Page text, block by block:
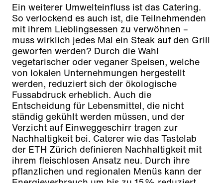
Ein weiterer Umwelteinfluss ist das Catering.
So verlockend es auch ist, die Teilnehmenden
mit ihrem Lieblingsessen zu verwöhnen –
muss wirklich jedes Mal ein Steak auf den Grill
geworfen werden? Durch die Wahl
vegetarischer oder veganer Speisen, welche
von lokalen Unternehmungen hergestellt
werden, reduziert sich der ökologische
Fussabdruck erheblich. Auch die
Entscheidung für Lebensmittel, die nicht
ständig gekühlt werden müssen, und der
Verzicht auf Einweggeschirr tragen zur
Nachhaltigkeit bei. Caterer wie das Tastelab
der ETH Zürich definieren Nachhaltigkeit mit
ihrem fleischlosen Ansatz neu. Durch ihre
pflanzlichen und regionalen Menüs kann der